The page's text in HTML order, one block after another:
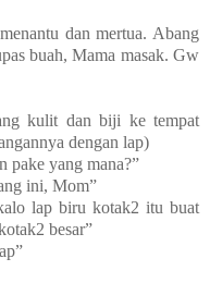
dan mertua. Abang
buah, Mama masak. Gw
kulit dan biji ke tempat
dengan lap)
pake yang mana?”
ini, Mom”
lap biru kotak2 itu buat
besar”